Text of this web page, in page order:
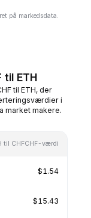
på markedsdata.
ETH
til ETH, der
i
market makere.
til CHFCHF-værdi
$1.54
$15.43